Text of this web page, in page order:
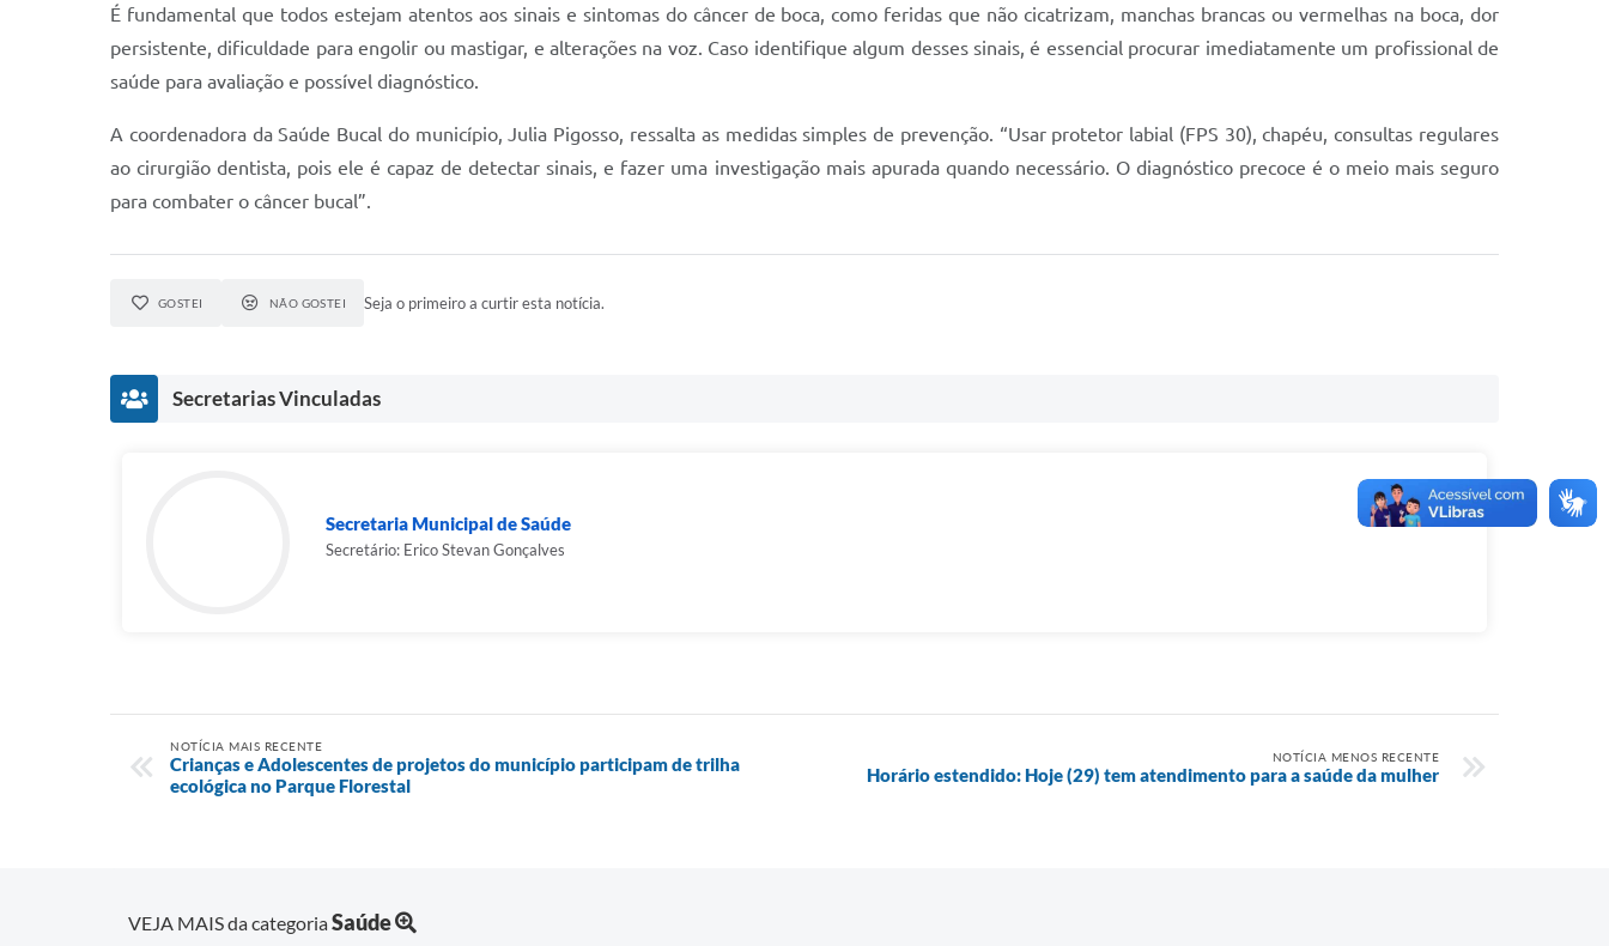
É fundamental que todos estejam atentos aos sinais e sintomas do câncer de boca, como feridas que não cicatrizam, manchas brancas ou vermelhas na boca, dor
persistente, dificuldade para engolir ou mastigar, e alterações na voz. Caso identifique algum desses sinais, é essencial procurar imediatamente um profissional de
saúde para avaliação e possível diagnóstico.
A coordenadora da Saúde Bucal do município, Julia Pigosso, ressalta as medidas simples de prevenção. “Usar protetor labial (FPS 30), chapéu, consultas regulares
ao cirurgião dentista, pois ele é capaz de detectar sinais, e fazer uma investigação mais apurada quando necessário. O diagnóstico precoce é o meio mais seguro
para combater o câncer bucal”.
GOSTEI NÃO GOSTEI Seja o primeiro a curtir esta notícia.
Secretarias Vinculadas
Secretaria Municipal de Saúde
Secretário: Erico Stevan Gonçalves
NOTÍCIA MAIS RECENTE
Crianças e Adolescentes de projetos do município participam de trilha
ecológica no Parque Florestal
NOTÍCIA MENOS RECENTE
Horário estendido: Hoje (29) tem atendimento para a saúde da mulher
VEJA MAIS da categoriaSaúde